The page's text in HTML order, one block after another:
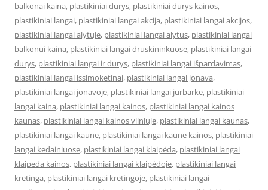
balkonai kaina, plastikiniai durys, plastikiniai durys kainos,
plastikiniai langai, plastikiniai langai akcija, plastikiniai langai akcijos,
plastikiniai langai alytuje, plastikiniai langai alytus, plastikiniai langai
balkonui kaina, plastikiniai langai druskininkuose, plastikiniai langai
durys, plastikiniai langai ir durys, plastikiniai langai išpardavimas,
plastikiniai langai issimoketinai, plastikiniai langai jonava,
plastikiniai langai jonavoje, plastikiniai langai jurbarke, plastikiniai
langai kaina, plastikiniai langai kainos, plastikiniai langai kainos
kaunas, plastikiniai langai kainos vilniuje, plastikiniai langai kaunas,
plastikiniai langai kaune, plastikiniai langai kaune kainos, plastikiniai
langai kedainiuose, plastikiniai langai klaipėda, plastikiniai langai
klaipeda kainos, plastikiniai langai klaipėdoje, plastikiniai langai
kretinga, plastikiniai langai kretingoje, plastikiniai langai